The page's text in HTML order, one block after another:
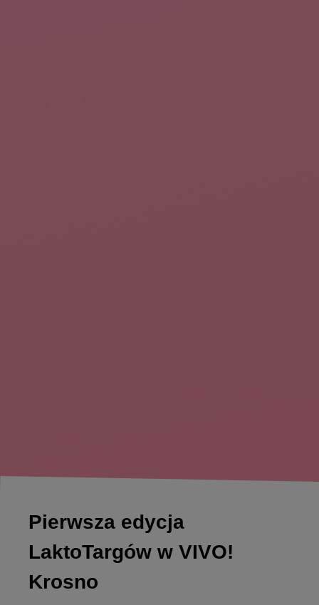
Pierwsza edycja
LaktoTargów w VIVO!
Krosno